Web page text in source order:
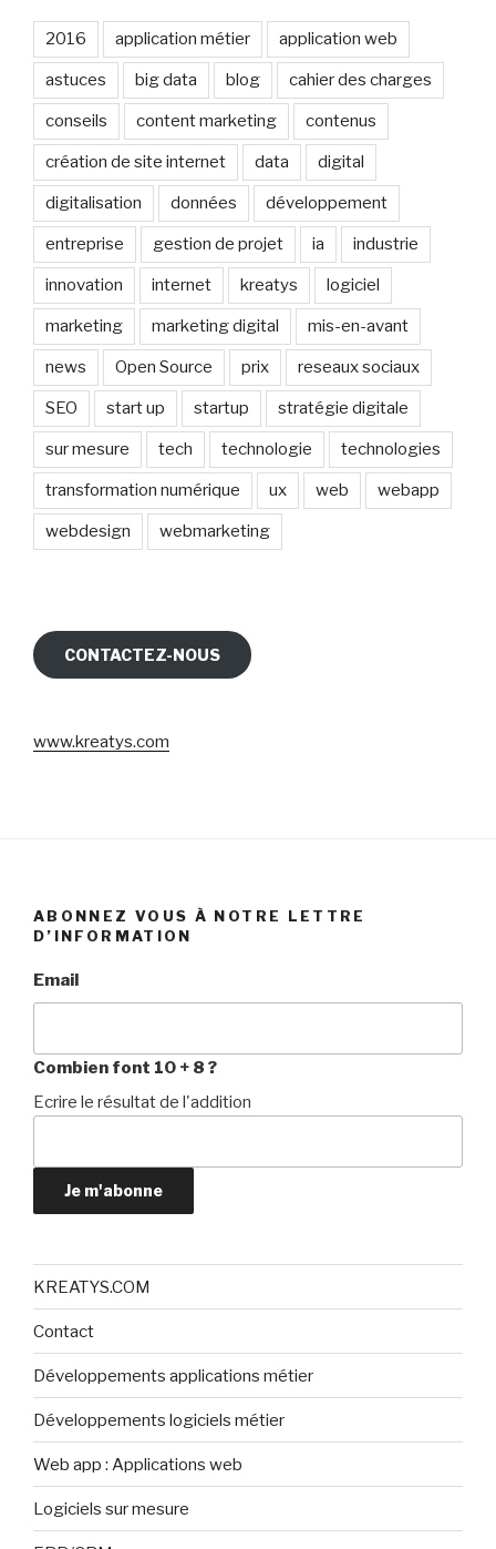
2016 application métier application web
astuces big data blog cahier des charges
conseils content marketing contenus
création de site internet data digital
digitalisation données développement
entreprise gestion de projet ia industrie
innovation internet kreatys logiciel
marketing marketing digital mis-en-avant
news Open Source prix reseaux sociaux
SEO start up startup stratégie digitale
sur mesure tech technologie technologies
transformation numérique ux web webapp
webdesign webmarketing
CONTACTEZ-NOUS
www.kreatys.com
ABONNEZ VOUS À NOTRE LETTRE
D’INFORMATION
Email
Combien font 10 + 8 ?
Ecrire le résultat de l'addition
Je m'abonne
KREATYS.COM
Contact
Développements applications métier
Développements logiciels métier
Web app : Applications web
Logiciels sur mesure